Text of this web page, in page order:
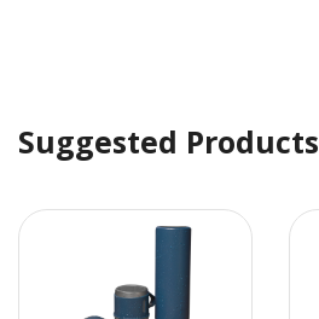
Suggested Products